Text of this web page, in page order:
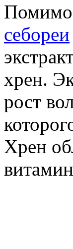
Помимо
себореи
хрен.
рост
Хрен